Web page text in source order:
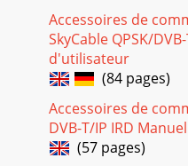
Accessoires de
SkyCable QPSK/
d'utilisateur
(84 pages)
Accessoires de
DVB-T/IP IRD
(57 pages)